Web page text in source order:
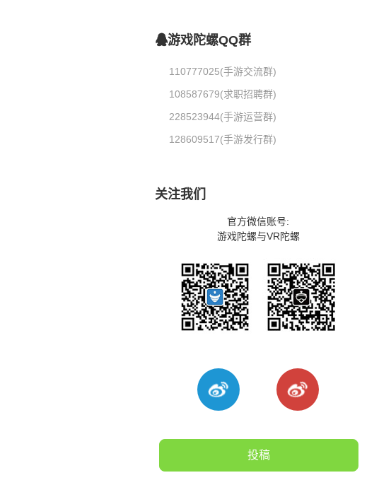
游戏陀螺QQ群
110777025(手游交流群)
108587679(求职招聘群)
228523944(手游运营群)
128609517(手游发行群)
关注我们
官方微信账号:
游戏陀螺与VR陀螺
投稿